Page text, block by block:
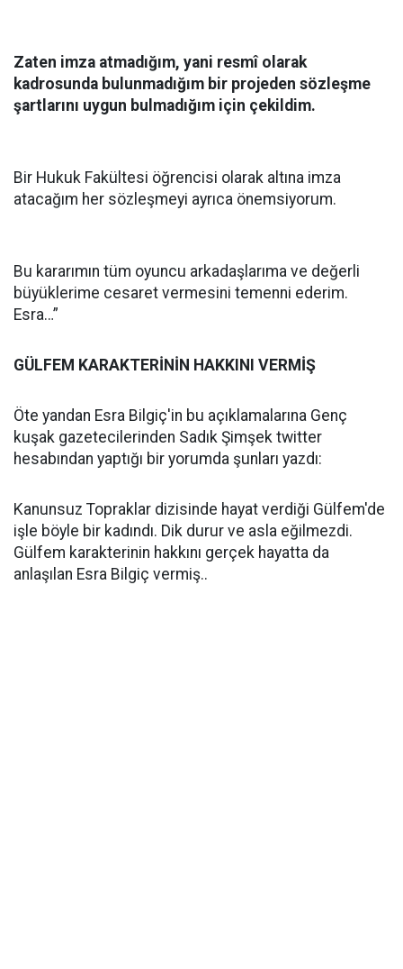
Zaten imza atmadığım, yani resmî olarak
kadrosunda bulunmadığım bir projeden sözleşme
şartlarını uygun bulmadığım için çekildim.
Bir Hukuk Fakültesi öğrencisi olarak altına imza
atacağım her sözleşmeyi ayrıca önemsiyorum.
Bu kararımın tüm oyuncu arkadaşlarıma ve değerli
büyüklerime cesaret vermesini temenni ederim.
Esra…”
GÜLFEM KARAKTERİNİN HAKKINI VERMİŞ
Öte yandan Esra Bilgiç'in bu açıklamalarına Genç
kuşak gazetecilerinden Sadık Şimşek twitter
hesabından yaptığı bir yorumda şunları yazdı:
Kanunsuz Topraklar dizisinde hayat verdiği Gülfem'de
işle böyle bir kadındı. Dik durur ve asla eğilmezdi.
Gülfem karakterinin hakkını gerçek hayatta da
anlaşılan Esra Bilgiç vermiş..